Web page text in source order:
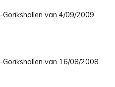
van 4/09/2009
Gorikshallen van 16/08/2008